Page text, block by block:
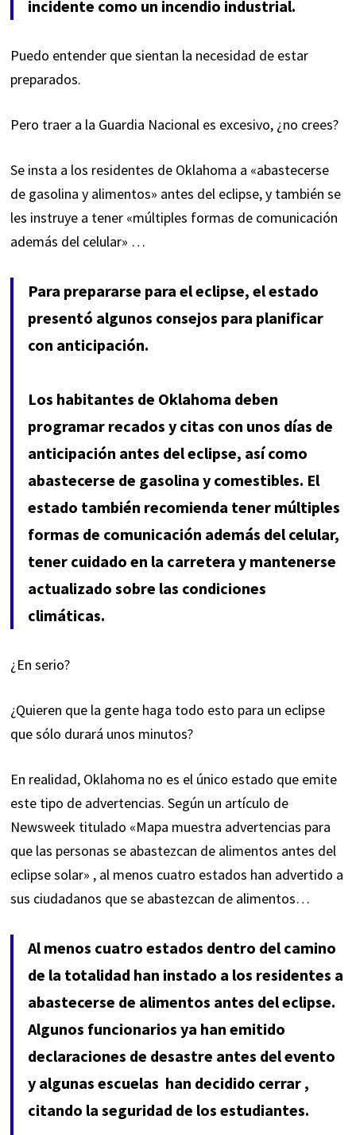
incidente como un incendio industrial.
Puedo entender que sientan la necesidad de estar
preparados.
Pero traer a la Guardia Nacional es excesivo, ¿no crees?
Se insta a los residentes de Oklahoma a «abastecerse
de gasolina y alimentos» antes del eclipse, y también se
les instruye a tener «múltiples formas de comunicación
además del celular» …
Para prepararse para el eclipse, el estado
presentó algunos consejos para planificar
con anticipación.
Los habitantes de Oklahoma deben
programar recados y citas con unos días de
anticipación antes del eclipse, así como
abastecerse de gasolina y comestibles. El
estado también recomienda tener múltiples
formas de comunicación además del celular,
tener cuidado en la carretera y mantenerse
actualizado sobre las condiciones
climáticas.
¿En serio?
¿Quieren que la gente haga todo esto para un eclipse
que sólo durará unos minutos?
En realidad, Oklahoma no es el único estado que emite
este tipo de advertencias. Según un artículo de
Newsweek titulado «Mapa muestra advertencias para
que las personas se abastezcan de alimentos antes del
eclipse solar» , al menos cuatro estados han advertido a
sus ciudadanos que se abastezcan de alimentos…
Al menos cuatro estados dentro del camino
de la totalidad han instado a los residentes a
abastecerse de alimentos antes del eclipse.
Algunos funcionarios ya han emitido
declaraciones de desastre antes del evento
y algunas escuelas han decidido cerrar,
citando la seguridad de los estudiantes.